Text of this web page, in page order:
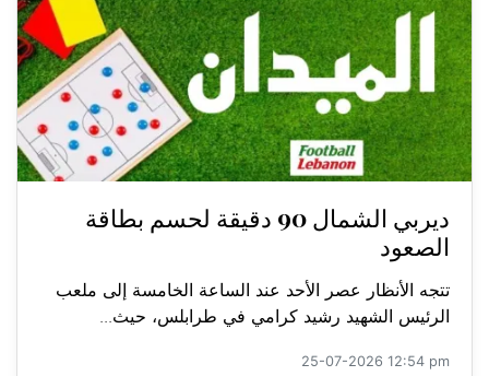
ديربي الشمال 90 دقيقة لحسم بطاقة
الصعود
تتجه الأنظار عصر الأحد عند الساعة الخامسة إلى ملعب
الرئيس الشهيد رشيد كرامي في طرابلس، حيث...
25-07-2026 12:54 pm